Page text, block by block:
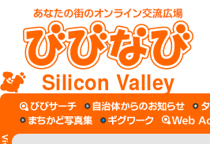
Silicon Valley